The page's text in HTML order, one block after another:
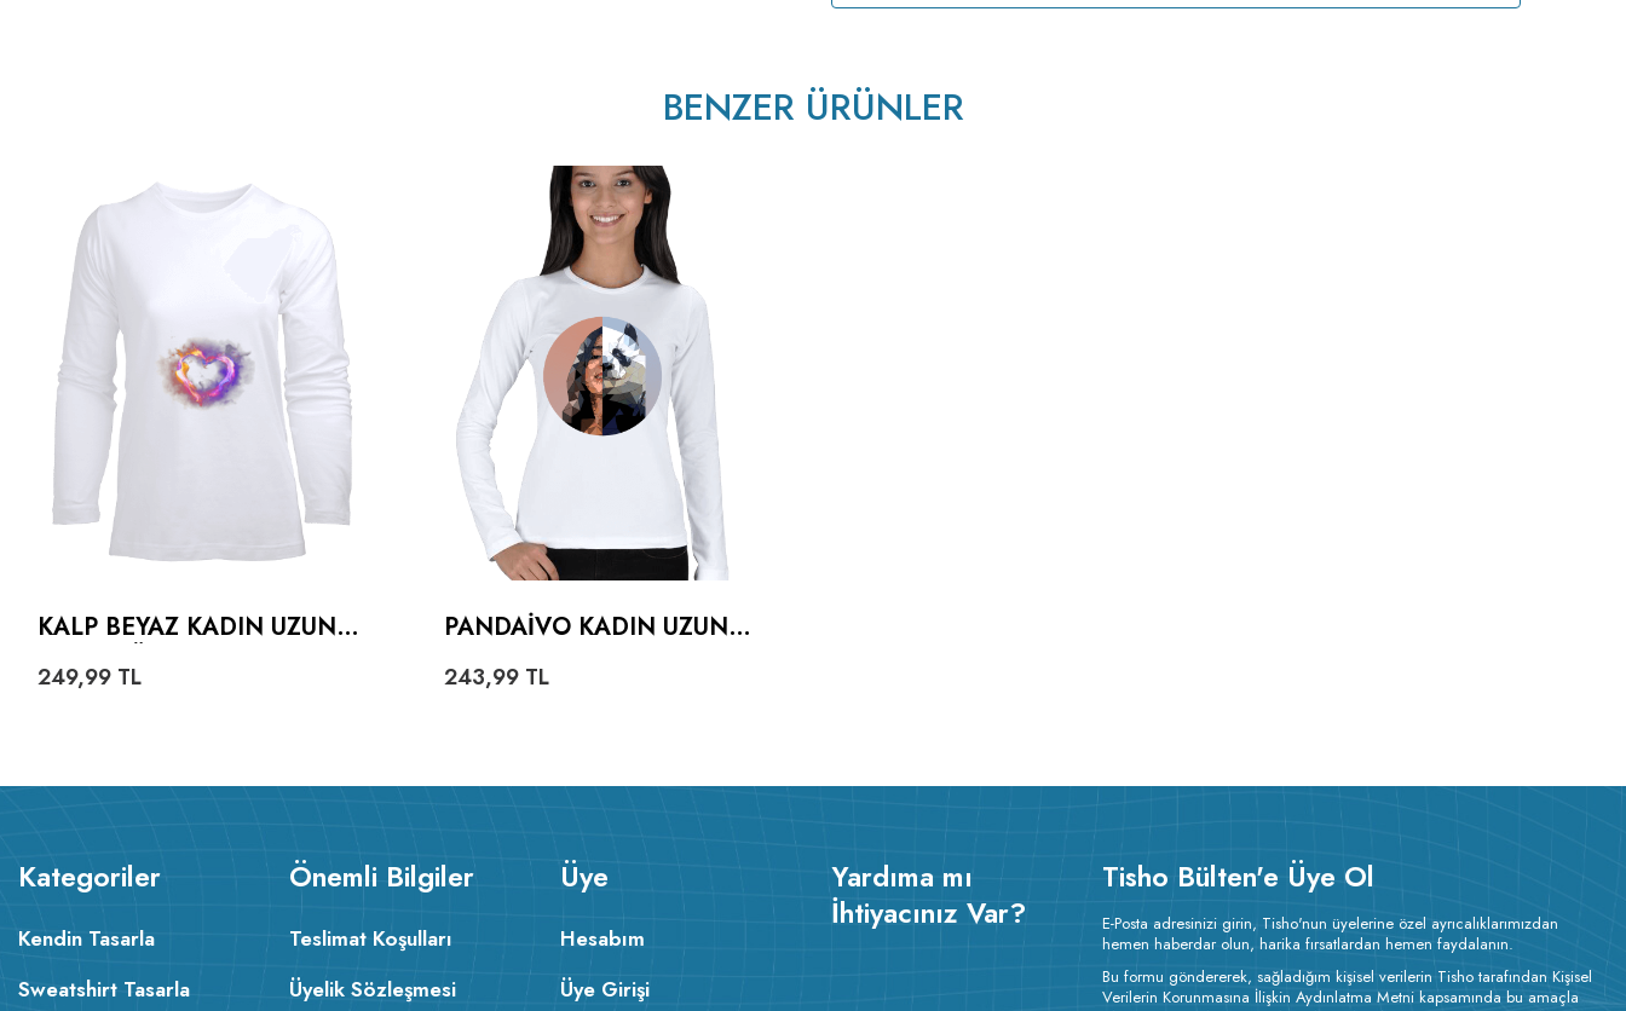
BENZER ÜRÜNLER
KALP BEYAZ KADIN UZUN
249,99 TL
PANDAIVO KADIN UZUN
243,99 TL
Kategoriler
Kendin Tasarla
Sweatshirt Tasarla
Önemli Bilgiler
Teslimat Koşulları
Üyelik Sözleşmesi
Üye
Hesabım
Üye Girişi
Yardıma mı
İhtiyacınız Var?
Tisho Bülten'e Üye Ol
E-Posta adresinizi girin, Tisho'nun üyelerine özel ayrıcalıklarımızdan
hemen haberdar olun, harika fırsatlardan hemen faydalanın.
Bu formu göndererek, sağladığım kişisel verilerin Tisho tarafından Kişisel
Verilerin Korunmasına İlişkin Aydınlatma Metni kapsamında bu amaçla